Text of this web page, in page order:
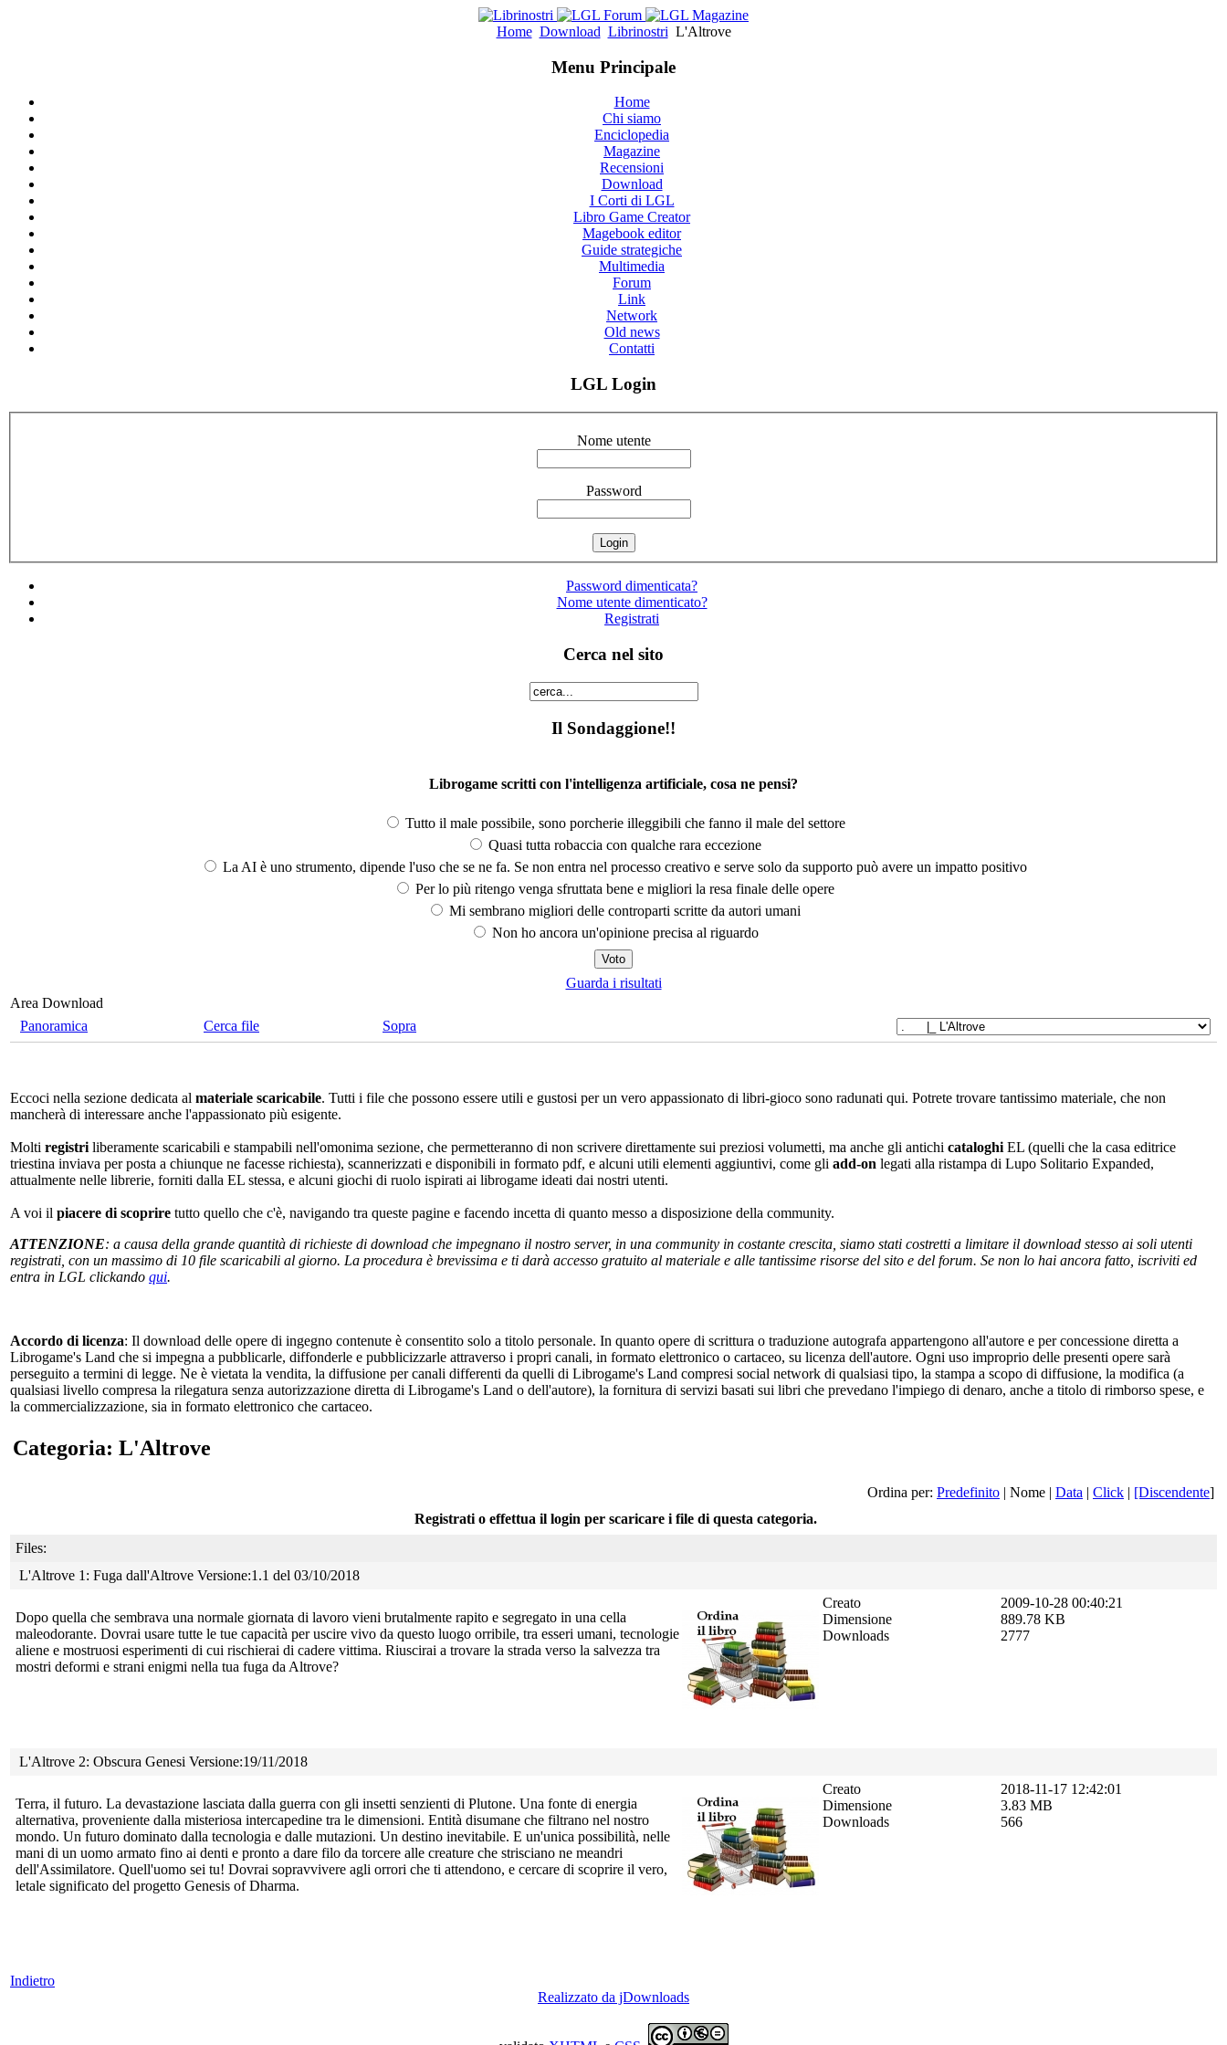
Home Download Librinostri L'Altrove
Menu Principale
Home
Chi siamo
Enciclopedia
Magazine
Recensioni
Download
I Corti di LGL
Libro Game Creator
Magebook editor
Guide strategiche
Multimedia
Forum
Link
Network
Old news
Contatti
LGL Login
Nome utente
Password
Password dimenticata?
Nome utente dimenticato?
Registrati
Cerca nel sito
Il Sondaggione!!
Librogame scritti con l'intelligenza artificiale, cosa ne pensi?
Tutto il male possibile, sono porcherie illeggibili che fanno il male del settore
Quasi tutta robaccia con qualche rara eccezione
La AI è uno strumento, dipende l'uso che se ne fa. Se non entra nel processo creativo e serve solo da supporto può avere un impatto positivo
Per lo più ritengo venga sfruttata bene e migliori la resa finale delle opere
Mi sembrano migliori delle controparti scritte da autori umani
Non ho ancora un'opinione precisa al riguardo
Guarda i risultati
Area Download
Panoramica
Cerca file Sopra
Eccoci nella sezione dedicata al materiale scaricabile. Tutti i file che possono essere utili e gustosi per un vero appassionato di libri-gioco sono radunati qui. Potrete trovare tantissimo materiale, che non
mancherà di interessare anche l'appassionato più esigente.
Molti registri liberamente scaricabili e stampabili nell'omonima sezione, che permetteranno di non scrivere direttamente sui preziosi volumetti, ma anche gli antichi cataloghi EL (quelli che la casa editrice
triestina inviava per posta a chiunque ne facesse richiesta), scannerizzati e disponibili in formato pdf, e alcuni utili elementi aggiuntivi, come gli add-on legati alla ristampa di Lupo Solitario Expanded,
attualmente nelle librerie, forniti dalla EL stessa, e alcuni giochi di ruolo ispirati ai librogame ideati dai nostri utenti.
A voi il piacere di scoprire tutto quello che c'è, navigando tra queste pagine e facendo incetta di quanto messo a disposizione della community.
ATTENZIONE: a causa della grande quantità di richieste di download che impegnano il nostro server, in una community in costante crescita, siamo stati costretti a limitare il download stesso ai soli utenti
registrati, con un massimo di 10 file scaricabili al giorno. La procedura è brevissima e ti darà accesso gratuito al materiale e alle tantissime risorse del sito e del forum. Se non lo hai ancora fatto, iscriviti ed
entra in LGL clickando qui.
Accordo di licenza: Il download delle opere di ingegno contenute è consentito solo a titolo personale. In quanto opere di scrittura o traduzione autografa appartengono all'autore e per concessione diretta a
Librogame's Land che si impegna a pubblicarle, diffonderle e pubblicizzarle attraverso i propri canali, in formato elettronico o cartaceo, su licenza dell'autore. Ogni uso improprio delle presenti opere sarà
perseguito a termini di legge. Ne è vietata la vendita, la diffusione per canali differenti da quelli di Librogame's Land compresi social network di qualsiasi tipo, la stampa a scopo di diffusione, la modifica (a
qualsiasi livello compresa la rilegatura senza autorizzazione diretta di Librogame's Land o dell'autore), la fornitura di servizi basati sui libri che prevedano l'impiego di denaro, anche a titolo di rimborso spese, e
la commercializzazione, sia in formato elettronico che cartaceo.
Categoria: L'Altrove
Ordina per: Predefinito | Nome | Data | Click | [Discendente]
Registrati o effettua il login per scaricare i file di questa categoria.
Files:
L'Altrove 1: Fuga dall'Altrove Versione:1.1 del 03/10/2018
Dopo quella che sembrava una normale giornata di lavoro vieni brutalmente rapito e segregato in una cella
maleodorante. Dovrai usare tutte le tue capacità per uscire vivo da questo luogo orribile, tra esseri umani, tecnologie
aliene e mostruosi esperimenti di cui rischierai di cadere vittima. Riuscirai a trovare la strada verso la salvezza tra
mostri deformi e strani enigmi nella tua fuga da Altrove?
Creato
Dimensione
Downloads
2009-10-28 00:40:21
889.78 KB
2777
L'Altrove 2: Obscura Genesi Versione:19/11/2018
Terra, il futuro. La devastazione lasciata dalla guerra con gli insetti senzienti di Plutone. Una fonte di energia
alternativa, proveniente dalla misteriosa intercapedine tra le dimensioni. Entità disumane che filtrano nel nostro
mondo. Un futuro dominato dalla tecnologia e dalle mutazioni. Un destino inevitabile. E un'unica possibilità, nelle
mani di un uomo armato fino ai denti e pronto a dare filo da torcere alle creature che strisciano ne meandri
dell'Assimilatore. Quell'uomo sei tu! Dovrai sopravvivere agli orrori che ti attendono, e cercare di scoprire il vero,
letale significato del progetto Genesis of Dharma.
Creato
Dimensione
Downloads
2018-11-17 12:42:01
3.83 MB
566
Indietro
Realizzato da jDownloads